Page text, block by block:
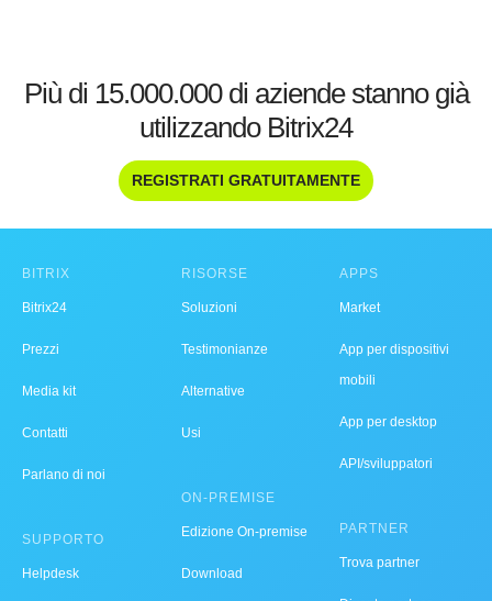
Più di 15.000.000 di aziende stanno già
utilizzando Bitrix24
REGISTRATI GRATUITAMENTE
BITRIX
Bitrix24
Prezzi
Media kit
Contatti
Parlano di noi
SUPPORTO
Helpdesk
RISORSE
Soluzioni
Testimonianze
Alternative
Usi
ON-PREMISE
Edizione On-premise
Download
APPS
Market
App per dispositivi
mobili
App per desktop
API/sviluppatori
PARTNER
Trova partner